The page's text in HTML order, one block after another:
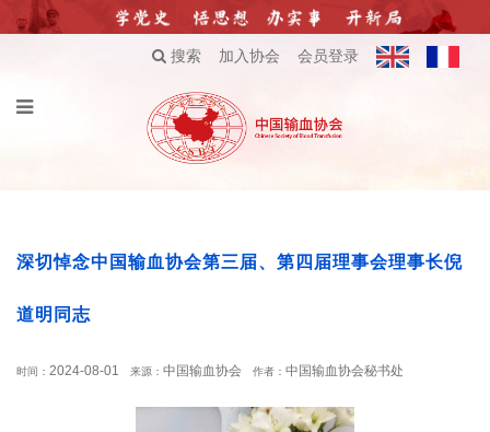
搜索 加入协会 会员登录
深切悼念中国输血协会第三届、第四届理事会理事长倪
道明同志
时间： 2024-08-01 来源： 中国输血协会 作者： 中国输血协会秘书处